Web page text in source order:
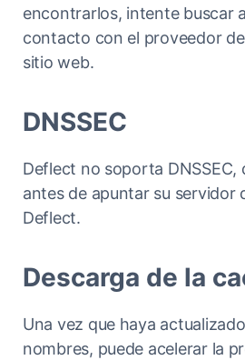
encontrarlos, intente buscar
contacto con el proveedor
sitio web.
DNSSEC
Deflect no soporta DNSSEC,
antes de apuntar su servidor
Deflect.
Descarga de la
Una vez que haya
nombres, puede acelerar la